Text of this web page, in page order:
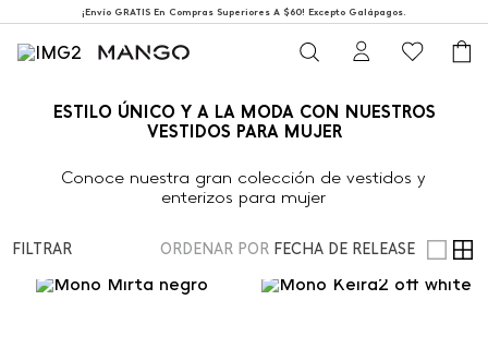
¡Envío GRATIS En Compras Superiores A $60! Excepto Galápagos.
ESTILO ÚNICO Y A LA MODA CON NUESTROS
VESTIDOS PARA MUJER
Conoce nuestra gran colección de vestidos y
enterizos para mujer
FILTRAR ORDENAR POR FECHA DE RELEASE